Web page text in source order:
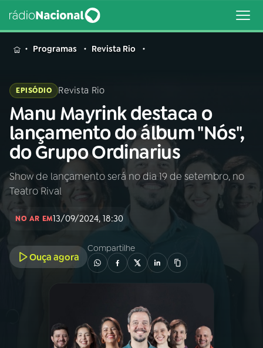
MENU
Buscar
na
Rádio
Nacional
Buscar
AO VIVO
INÍCIO
A RÁDIO
PROGRAMAS
Programas Revista Rio
EPISÓDIO Revista Rio
Manu Mayrink destaca o
lançamento do álbum "Nós",
do Grupo Ordinarius
Show de lançamento será no dia 19 de setembro, no
Teatro Rival
NO AR EM13/09/2024, 18:30
Ouça agora
Compartilhe